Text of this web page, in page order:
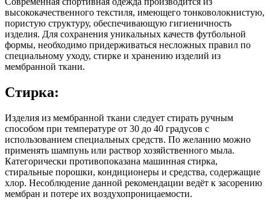
высококачественного текстиля, имеющего тонковолокнистую,
пористую структуру, обеспечивающую гигиеничность
изделия. Для сохранения уникальных качеств футбольной
формы, необходимо придерживаться несложных правил по
специальному уходу, стирке и хранению изделий из
мембранной ткани.
Стирка:
Изделия из мембранной ткани следует стирать ручным
способом при температуре от 30 до 40 градусов с
использованием специальных средств. По желанию можно
применять шампунь или раствор хозяйственного мыла.
Категорически противопоказана машинная стирка,
стиральные порошки, кондиционеры и средства, содержащие
хлор. Несоблюдение данной рекомендации ведёт к засорению
мембран и потере их воздухопроницаемости.